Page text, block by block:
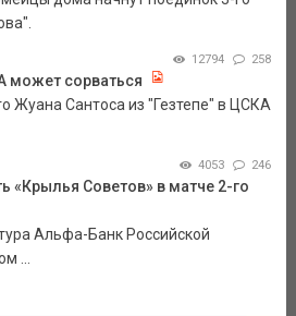
12794 258
может сорваться
Жуана Сантоса из "Гезтепе" в ЦСКА
4053 246
«Крылья Советов» в матче 2-го
Альфа-Банк Российской
...